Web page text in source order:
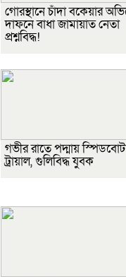
গোরস্থানে চাঁদা বকেয়ার
দাফনে বাধা জামায়াত নেতা
প্রশ্নবিদ্ধ!
গভীর রাতে পদ্মায় স্পিডবোট
ট্রায়াল, গুলিবিদ্ধ যুবক